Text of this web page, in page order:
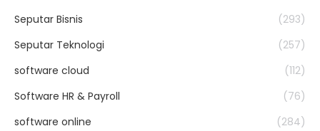
Seputar Bisnis
(293)
Seputar Teknologi
(257)
software cloud
(112)
Software HR & Payroll
(76)
software online
(284)